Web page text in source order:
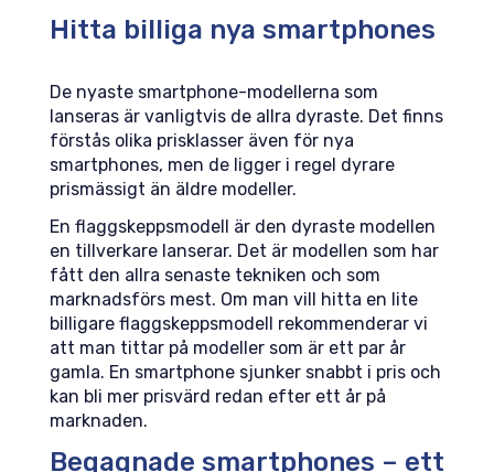
Hitta billiga nya smartphones
De nyaste smartphone-modellerna som
lanseras är vanligtvis de allra dyraste. Det finns
förstås olika prisklasser även för nya
smartphones, men de ligger i regel dyrare
prismässigt än äldre modeller.
En flaggskeppsmodell är den dyraste modellen
en tillverkare lanserar. Det är modellen som har
fått den allra senaste tekniken och som
marknadsförs mest. Om man vill hitta en lite
billigare flaggskeppsmodell rekommenderar vi
att man tittar på modeller som är ett par år
gamla. En smartphone sjunker snabbt i pris och
kan bli mer prisvärd redan efter ett år på
marknaden.
Begagnade smartphones – ett